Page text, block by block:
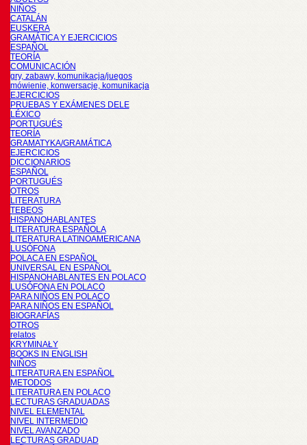
NIÑOS
CATALÁN
EUSKERA
GRAMÁTICA Y EJERCICIOS
ESPAÑOL
TEORÍA
COMUNICACIÓN
gry, zabawy, komunikacja/juegos
mówienie, konwersacje, komunikacja
EJERCICIOS
PRUEBAS Y EXÁMENES DELE
LÉXICO
PORTUGUÉS
TEORÍA
GRAMATYKA/GRAMÁTICA
EJERCICIOS
DICCIONARIOS
ESPAÑOL
PORTUGUÉS
OTROS
LITERATURA
TEBEOS
HISPANOHABLANTES
LITERATURA ESPAÑOLA
LITERATURA LATINOAMERICANA
LUSÓFONA
POLACA EN ESPAÑOL
UNIVERSAL EN ESPAÑOL
HISPANOHABLANTES EN POLACO
LUSÓFONA EN POLACO
PARA NIÑOS EN POLACO
PARA NIÑOS EN ESPAÑOL
BIOGRAFÍAS
OTROS
relatos
KRYMINAŁY
BOOKS IN ENGLISH
NIÑOS
LITERATURA EN ESPAÑOL
METODOS
LITERATURA EN POLACO
LECTURAS GRADUADAS
NIVEL ELEMENTAL
NIVEL INTERMEDIO
NIVEL AVANZADO
LECTURAS GRADUAD